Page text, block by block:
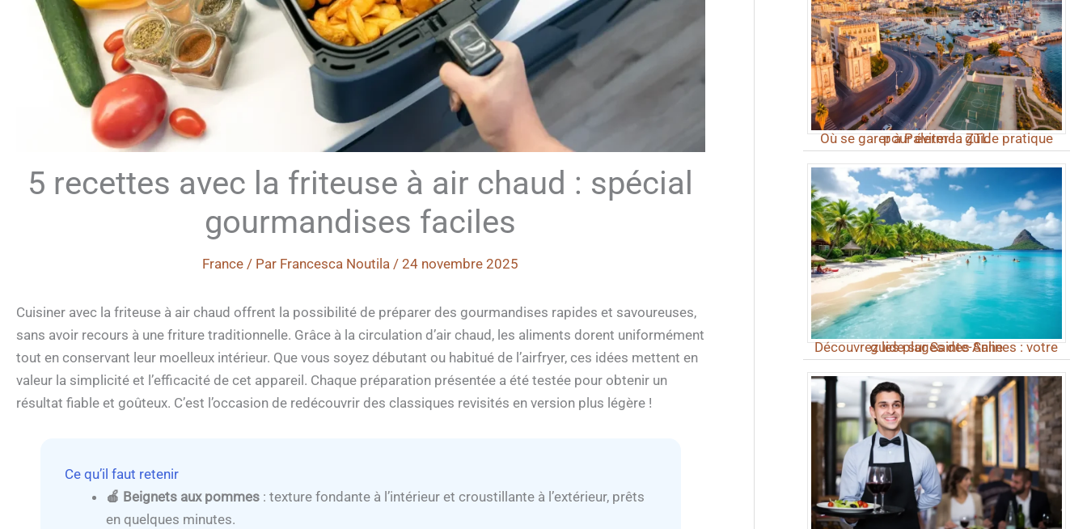
5 recettes avec la friteuse à air chaud : spécial
gourmandises faciles
France / Par Francesca Noutila/24 novembre 2025
Cuisiner avec la friteuse à air chaud offrent la possibilité de préparer des gourmandises rapides et savoureuses,
sans avoir recours à une friture traditionnelle. Grâce à la circulation d’air chaud, les aliments dorent uniformément
tout en conservant leur moelleux intérieur. Que vous soyez débutant ou habitué de l’airfryer, ces idées mettent en
valeur la simplicité et l’efficacité de cet appareil. Chaque préparation présentée a été testée pour obtenir un
résultat fiable et goûteux. C’est l’occasion de redécouvrir des classiques revisités en version plus légère !
Ce qu’il faut retenir
🍎 Beignets aux pommes : texture fondante à l’intérieur et croustillante à l’extérieur, prêts
en quelques minutes.
Où se garer à Palerme : guide pratique pour éviter la ZTL
Découvrez les plages des Salines : votre guide sur Sainte-Anne